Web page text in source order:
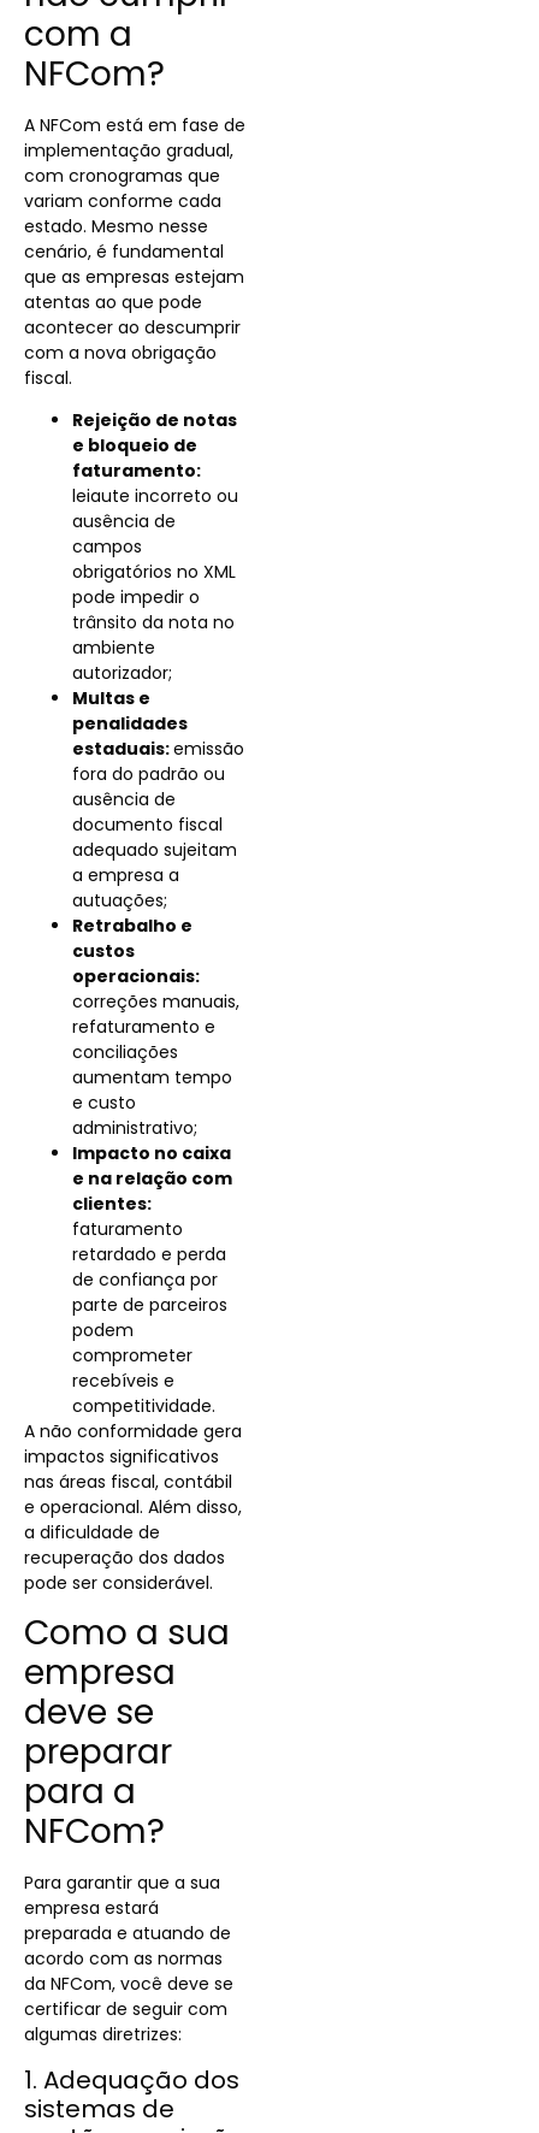
com a
NFCom?
A NFCom está em fase de
implementação gradual,
com cronogramas que
variam conforme cada
estado. Mesmo nesse
cenário, é fundamental
que as empresas estejam
atentas ao que pode
acontecer ao descumprir
com a nova obrigação
fiscal.
Rejeição de notas
e bloqueio de
faturamento:
leiaute incorreto ou
ausência de
campos
obrigatórios no XML
pode impedir o
trânsito da nota no
ambiente
autorizador;
Multas e
penalidades
estaduais:emissão
fora do padrão ou
ausência de
documento fiscal
adequado sujeitam
a empresa a
autuações;
Retrabalho e
custos
operacionais:
correções manuais,
refaturamento e
conciliações
aumentam tempo
e custo
administrativo;
Impacto no caixa
e na relação com
clientes:
faturamento
retardado e perda
de confiança por
parte de parceiros
podem
comprometer
recebíveis e
competitividade.
A não conformidade gera
impactos significativos
nas áreas fiscal, contábil
e operacional. Além disso,
a dificuldade de
recuperação dos dados
pode ser considerável.
Como a sua
empresa
deve se
preparar
para a
NFCom?
Para garantir que a sua
empresa estará
preparada e atuando de
acordo com as normas
da NFCom, você deve se
certificar de seguir com
algumas diretrizes:
1. Adequação dos
sistemas de